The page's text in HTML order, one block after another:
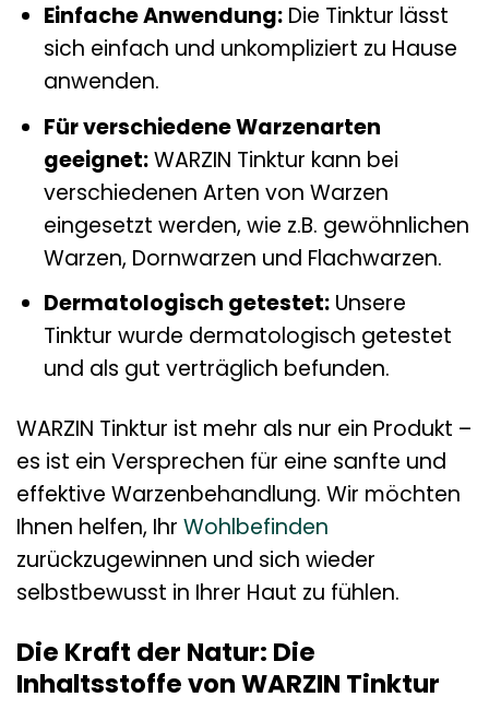
Einfache Anwendung:Die Tinktur lässt
sich einfach und unkompliziert zu Hause
anwenden.
Für verschiedene Warzenarten
geeignet:WARZIN Tinktur kann bei
verschiedenen Arten von Warzen
eingesetzt werden, wie z.B. gewöhnlichen
Warzen, Dornwarzen und Flachwarzen.
Dermatologisch getestet:Unsere
Tinktur wurde dermatologisch getestet
und als gut verträglich befunden.
WARZIN Tinktur ist mehr als nur ein Produkt –
es ist ein Versprechen für eine sanfte und
effektive Warzenbehandlung. Wir möchten
Ihnen helfen, Ihr Wohlbefinden
zurückzugewinnen und sich wieder
selbstbewusst in Ihrer Haut zu fühlen.
Die Kraft der Natur: Die
Inhaltsstoffe von WARZIN Tinktur